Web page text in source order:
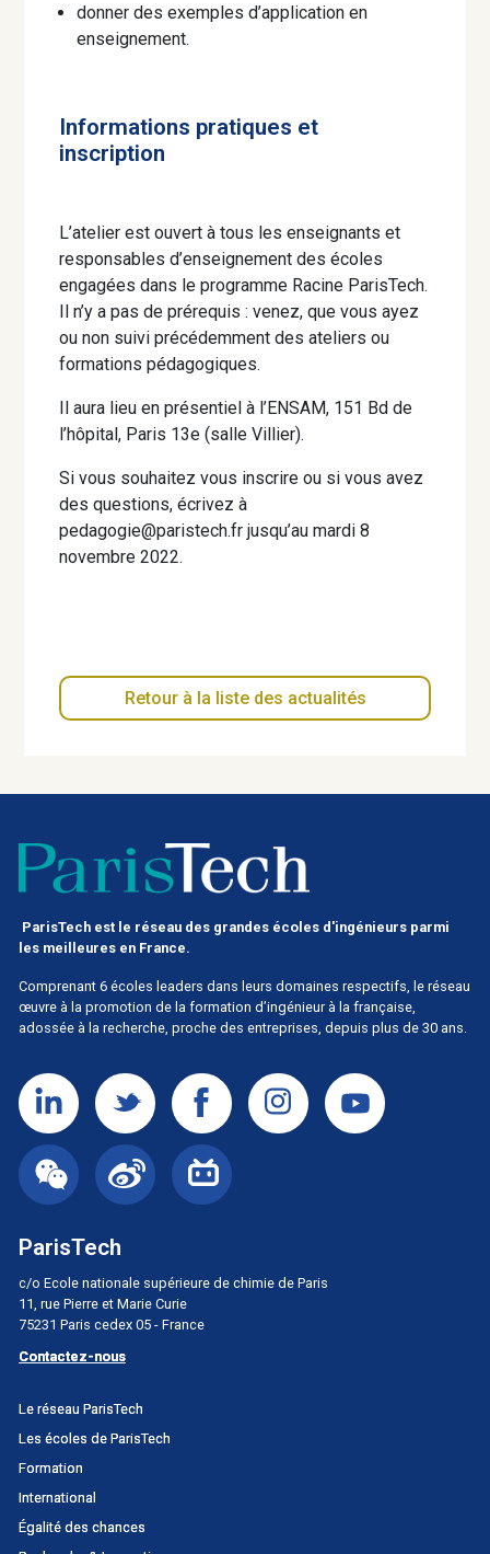
donner des exemples d’application en
enseignement.
Informations pratiques et
inscription
L’atelier est ouvert à tous les enseignants et
responsables d’enseignement des écoles
engagées dans le programme Racine ParisTech.
Il n’y a pas de prérequis : venez, que vous ayez
ou non suivi précédemment des ateliers ou
formations pédagogiques.
Il aura lieu en présentiel à l’ENSAM, 151 Bd de
l’hôpital, Paris 13e (salle Villier).
Si vous souhaitez vous inscrire ou si vous avez
des questions, écrivez à
pedagogie@paristech.fr jusqu’au mardi 8
novembre 2022.
Retour à la liste des actualités
ParisTech est le réseau des grandes écoles d'ingénieurs parmi
les meilleures en France.
Comprenant 6 écoles leaders dans leurs domaines respectifs, le réseau
œuvre à la promotion de la formation d’ingénieur à la française,
adossée à la recherche, proche des entreprises, depuis plus de 30 ans.
ParisTech
c/o Ecole nationale supérieure de chimie de Paris
11, rue Pierre et Marie Curie
75231 Paris cedex 05 - France
Contactez-nous
Menu
principal
Portail
Le réseau ParisTech
Les écoles de ParisTech
Formation
International
Égalité des chances